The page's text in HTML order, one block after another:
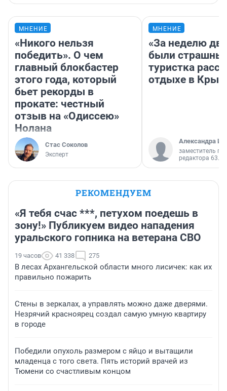
МНЕНИЕ
«Никого нельзя
победить». О чем
главный блокбастер
этого года, который
бьет рекорды в
прокате: честный
отзыв на «Одиссею»
Нолана
Стас Соколов
Эксперт
МНЕНИЕ
«За неделю
были
туристка
отдыхе в
Александра
заместитель
редактора 63.RU
РЕКОМЕНДУЕМ
«Я тебя счас ***, петухом поедешь в
зону!» Публикуем видео нападения
уральского гопника на ветерана СВО
19 часов 41 338 275
В лесах Архангельской области много лисичек: как их
правильно пожарить
Стены в зеркалах, а управлять можно даже дверями.
Незрячий красноярец создал самую умную квартиру
в городе
Победили опухоль размером с яйцо и вытащили
младенца с того света. Пять историй врачей из
Тюмени со счастливым концом